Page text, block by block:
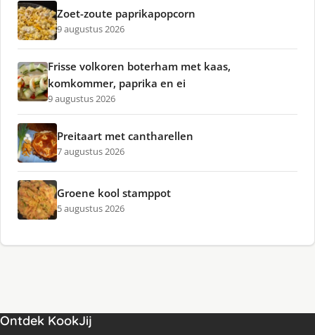
Zoet-zoute paprikapopcorn
9 augustus 2026
Frisse volkoren boterham met kaas,
komkommer, paprika en ei
9 augustus 2026
Preitaart met cantharellen
7 augustus 2026
Groene kool stamppot
5 augustus 2026
Ontdek KookJij